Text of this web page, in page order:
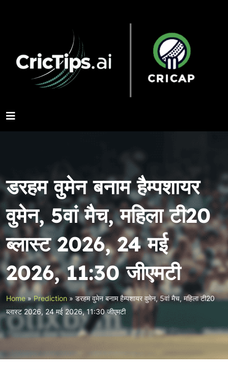
डरहम वुमेन बनाम हैम्पशायर
वुमेन, 5वां मैच, महिला टी20
ब्लास्ट 2026, 24 मई
2026, 11:30 जीएमटी
Home»Prediction »डरहम वुमेन बनाम हैम्पशायर वुमेन, 5वां मैच, महिला टी20
ब्लास्ट 2026, 24 मई 2026, 11:30 जीएमटी